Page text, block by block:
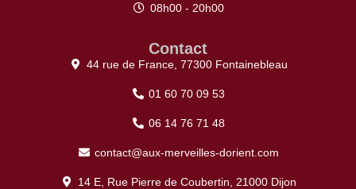
08h00 - 20h00
Contact
44 rue de France, 77300 Fontainebleau
01 60 70 09 53
06 14 76 71 48
contact@aux-merveilles-dorient.com
14 E, Rue Pierre de Coubertin, 21000 Dijon